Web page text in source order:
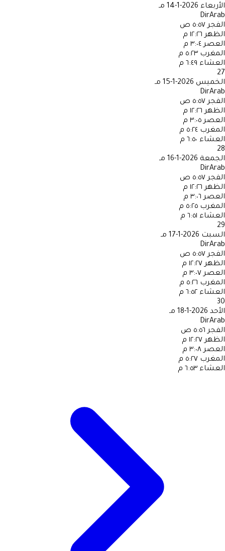
الأربعاء 2026-1-14 مـ
DirArab
الفجر ٥:٥٧ ص
الظهر ١٢:٢٦ م
العصر ٣:٠٤ م
المغرب ٥:٢٣ م
العشاء ٦:٤٩ م
27
الخميس 2026-1-15 مـ
DirArab
الفجر ٥:٥٧ ص
الظهر ١٢:٢٦ م
العصر ٣:٠٥ م
المغرب ٥:٢٤ م
العشاء ٦:٥٠ م
28
الجمعة 2026-1-16 مـ
DirArab
الفجر ٥:٥٧ ص
الظهر ١٢:٢٦ م
العصر ٣:٠٦ م
المغرب ٥:٢٥ م
العشاء ٦:٥١ م
29
السبت 2026-1-17 مـ
DirArab
الفجر ٥:٥٧ ص
الظهر ١٢:٢٧ م
العصر ٣:٠٧ م
المغرب ٥:٢٦ م
العشاء ٦:٥٢ م
30
الأحد 2026-1-18 مـ
DirArab
الفجر ٥:٥٦ ص
الظهر ١٢:٢٧ م
العصر ٣:٠٨ م
المغرب ٥:٢٧ م
العشاء ٦:٥٣ م